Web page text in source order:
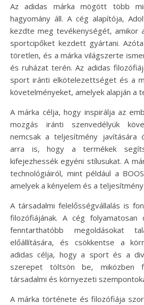
Az adidas márka mögött több
hagyomány áll. A cég alapítója,
kezdte meg tevékenységét, amikor
sportcipőket kezdett gyártani.
töretlen, és a márka világszerte
és ruházat terén. Az adidas
sport iránti elkötelezettséget és a
követelményeket, amelyek alapján a
A márka célja, hogy inspirálja az
mozgás iránti szenvedélyük
nemcsak a teljesítmény javítására
arra is, hogy a termékek
kifejezhessék egyéni stílusukat. A
technológiáiról, mint például a
amelyek a kényelem és a
A társadalmi felelősségvállalás is
filozófiájának. A cég folyamatosan
fenntarthatóbb megoldásokat
előállítására, és csökkentse a
adidas célja, hogy a sport és a
szerepet töltsön be, miközben
társadalmi és környezeti
A márka története és filozófiája